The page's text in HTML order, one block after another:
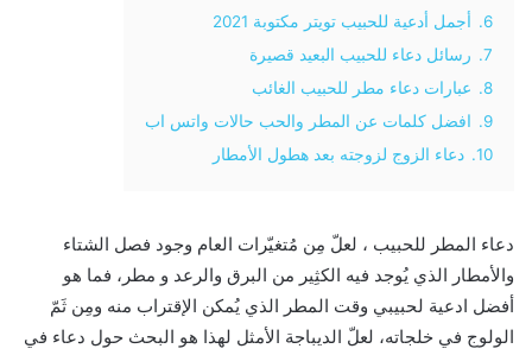
6.
أجمل أدعية للحبيب تويتر مكتوبة 2021
7.
رسائل دعاء للحبيب البعيد قصيرة
8.
عبارات دعاء مطر للحبيب الغائب
9.
افضل كلمات عن المطر والحب حالات واتس اب
10.
دعاء الزوج لزوجته بعد هطول الأمطار
دعاء المطر للحبيب ، لعلّ مِن مُتغيّرات العام وجود فصل الشتاء
والأمطار الذي يُوجد فيه الكثِير من البرق والرعد و مطر، فما هو
أفضل ادعية لحبيبي وقت المطر الذي يُمكن الإقتراب منه ومِن ثَمّ
الولوج في خلجاته، لعلّ الديباجة الأمثل لهذا هو البحث حول دعاء في